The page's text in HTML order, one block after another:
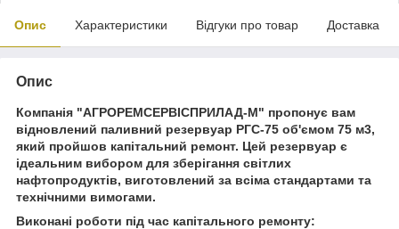
Опис Характеристики Відгуки про товар Доставка
Опис
Компанія "АГРОРЕМСЕРВІСПРИЛАД-М" пропонує вам
відновлений паливний резервуар РГС-75 об'ємом 75 м3,
який пройшов капітальний ремонт. Цей резервуар є
ідеальним вибором для зберігання світлих
нафтопродуктів, виготовлений за всіма стандартами та
технічними вимогами.
Виконані роботи під час капітального ремонту: